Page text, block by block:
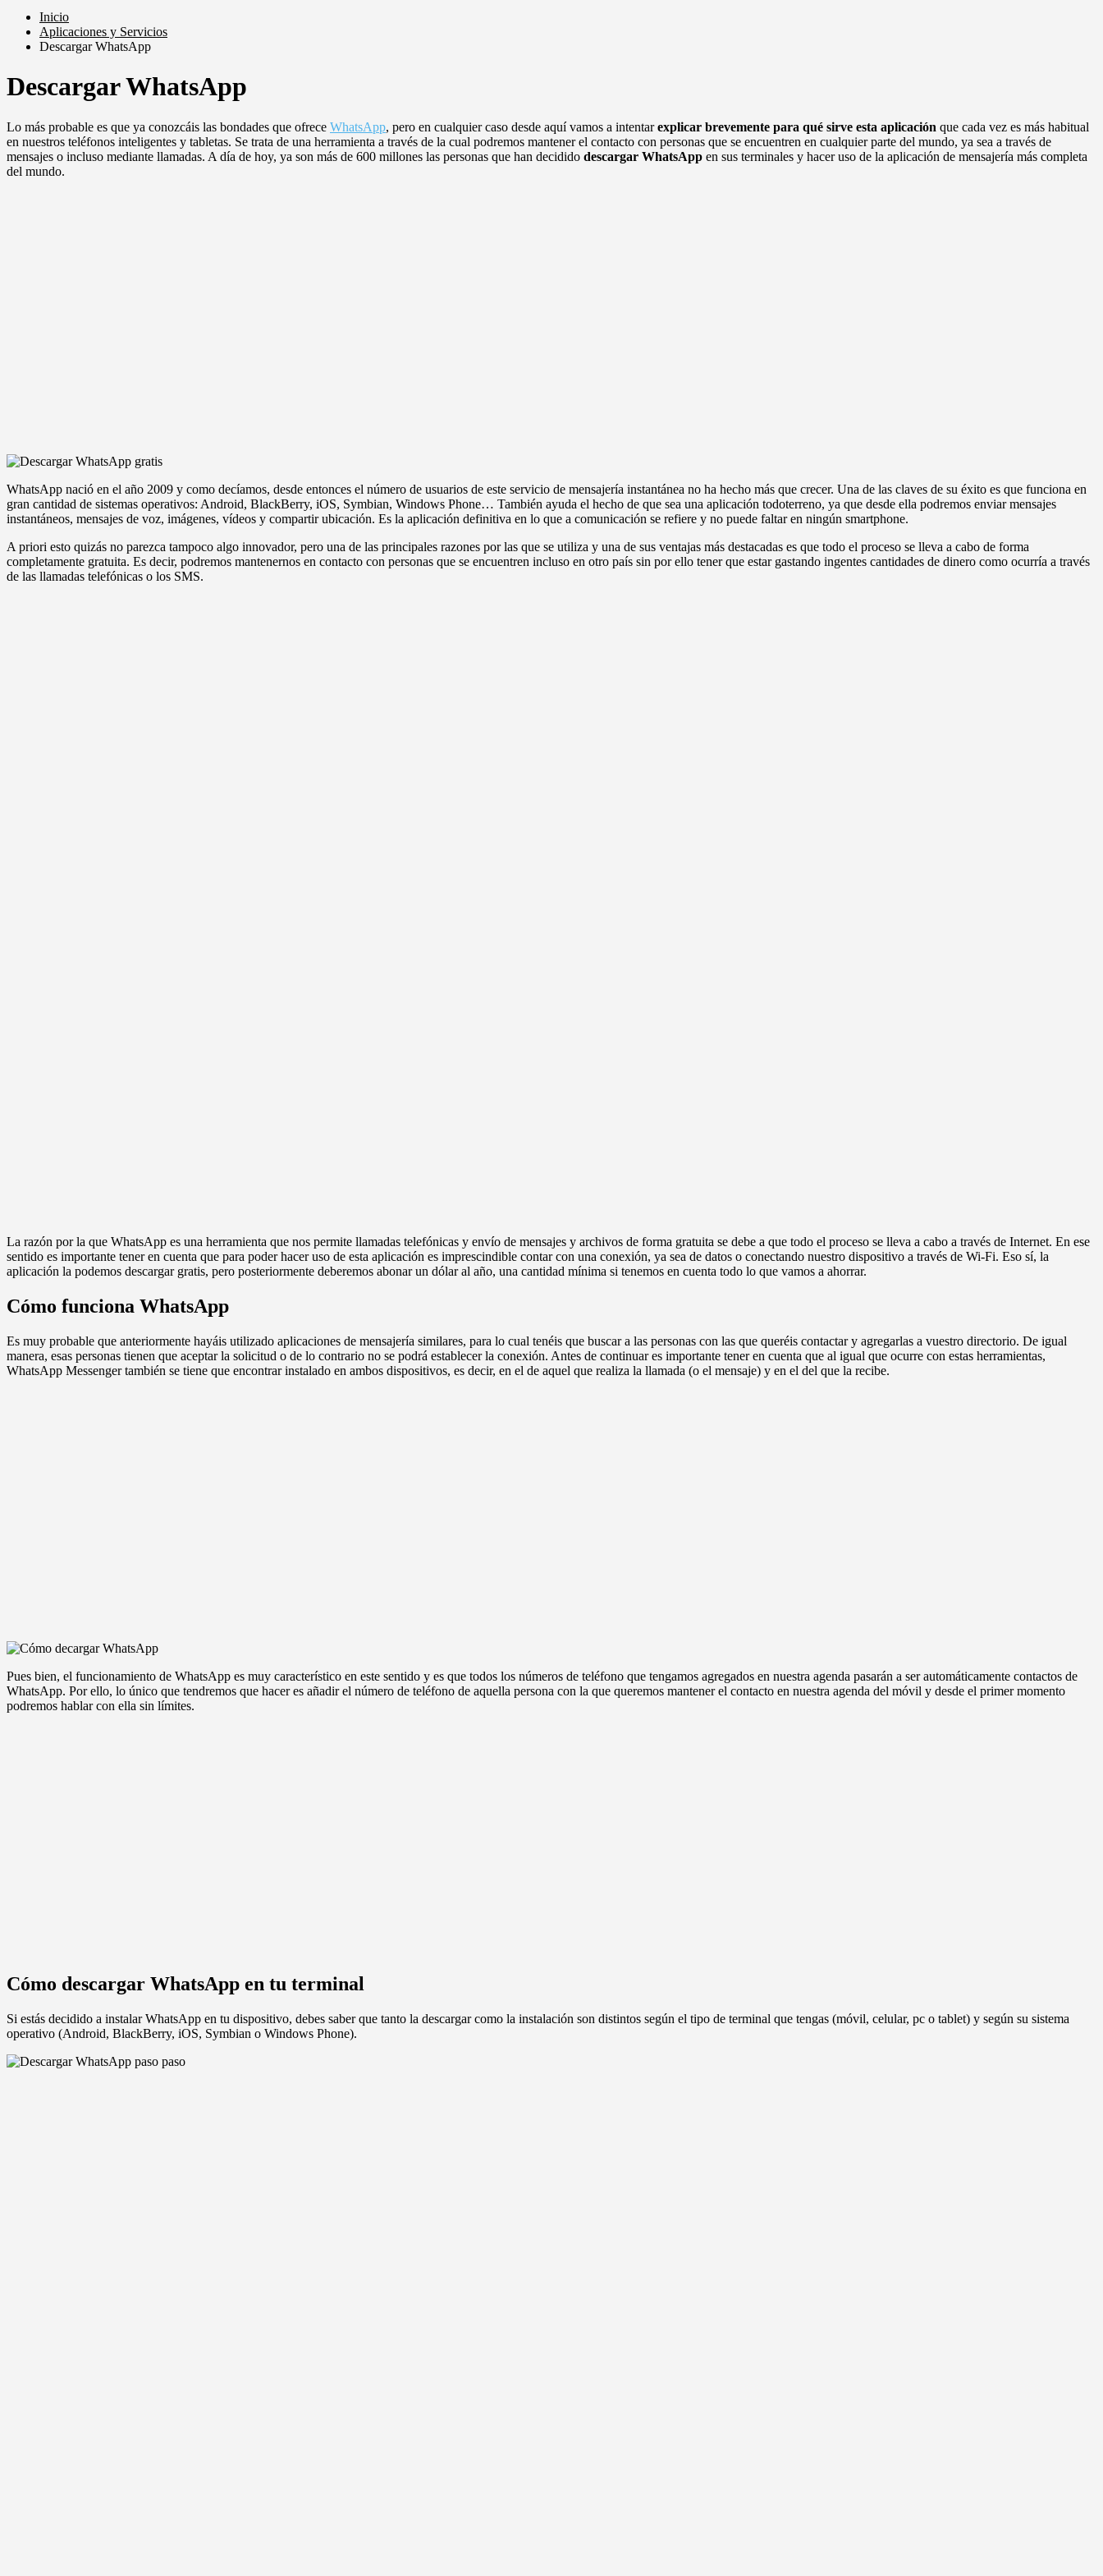
Inicio
Aplicaciones y Servicios
Descargar WhatsApp
Descargar WhatsApp
Lo más probable es que ya conozcáis las bondades que ofrece WhatsApp, pero en cualquier caso desde aquí vamos a intentarexplicar brevemente para qué sirve esta aplicación que cada vez es más habitual
en nuestros teléfonos inteligentes y tabletas. Se trata de una herramienta a través de la cual podremos mantener el contacto con personas que se encuentren en cualquier parte del mundo, ya sea a través de
mensajes o incluso mediante llamadas. A día de hoy, ya son más de 600 millones las personas que han decidido descargar WhatsApp en sus terminales y hacer uso de la aplicación de mensajería más completa
del mundo.
WhatsApp nació en el año 2009 y como decíamos, desde entonces el número de usuarios de este servicio de mensajería instantánea no ha hecho más que crecer. Una de las claves de su éxito es que funciona en
gran cantidad de sistemas operativos: Android, BlackBerry, iOS, Symbian, Windows Phone… También ayuda el hecho de que sea una aplicación todoterreno, ya que desde ella podremos enviar mensajes
instantáneos, mensajes de voz, imágenes, vídeos y compartir ubicación. Es la aplicación definitiva en lo que a comunicación se refiere y no puede faltar en ningún smartphone.
A priori esto quizás no parezca tampoco algo innovador, pero una de las principales razones por las que se utiliza y una de sus ventajas más destacadas es que todo el proceso se lleva a cabo de forma
completamente gratuita. Es decir, podremos mantenernos en contacto con personas que se encuentren incluso en otro país sin por ello tener que estar gastando ingentes cantidades de dinero como ocurría a través
de las llamadas telefónicas o los SMS.
La razón por la que WhatsApp es una herramienta que nos permite llamadas telefónicas y envío de mensajes y archivos de forma gratuita se debe a que todo el proceso se lleva a cabo a través de Internet. En ese
sentido es importante tener en cuenta que para poder hacer uso de esta aplicación es imprescindible contar con una conexión, ya sea de datos o conectando nuestro dispositivo a través de Wi-Fi. Eso sí, la
aplicación la podemos descargar gratis, pero posteriormente deberemos abonar un dólar al año, una cantidad mínima si tenemos en cuenta todo lo que vamos a ahorrar.
Cómo funciona WhatsApp
Es muy probable que anteriormente hayáis utilizado aplicaciones de mensajería similares, para lo cual tenéis que buscar a las personas con las que queréis contactar y agregarlas a vuestro directorio. De igual
manera, esas personas tienen que aceptar la solicitud o de lo contrario no se podrá establecer la conexión. Antes de continuar es importante tener en cuenta que al igual que ocurre con estas herramientas,
WhatsApp Messenger también se tiene que encontrar instalado en ambos dispositivos, es decir, en el de aquel que realiza la llamada (o el mensaje) y en el del que la recibe.
Pues bien, el funcionamiento de WhatsApp es muy característico en este sentido y es que todos los números de teléfono que tengamos agregados en nuestra agenda pasarán a ser automáticamente contactos de
WhatsApp. Por ello, lo único que tendremos que hacer es añadir el número de teléfono de aquella persona con la que queremos mantener el contacto en nuestra agenda del móvil y desde el primer momento
podremos hablar con ella sin límites.
Cómo descargar WhatsApp en tu terminal
Si estás decidido a instalar WhatsApp en tu dispositivo, debes saber que tanto la descargar como la instalación son distintos según el tipo de terminal que tengas (móvil, celular, pc o tablet) y según su sistema
operativo (Android, BlackBerry, iOS, Symbian o Windows Phone).